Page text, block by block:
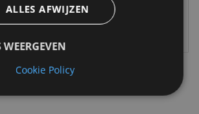
t/m Vrijdag 08.00 tot 17.00 uur
ALLES AFWIJZEN
WEERGEVEN
Cookie Policy